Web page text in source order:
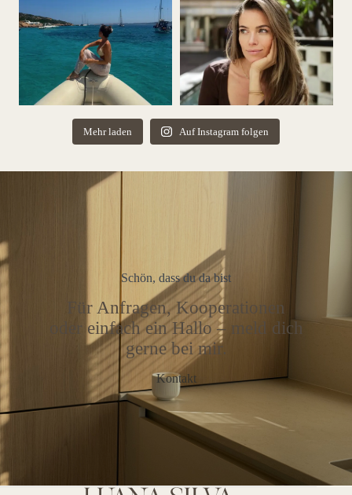
Mehr laden Auf Instagram folgen
Schön, dass du da bist
Für Anfragen, Kooperationen
oder einfach ein Hallo – meld dich
gerne bei mir.
Kontakt